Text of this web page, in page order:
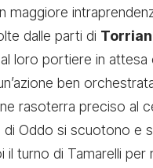
dalle parti di
loro portiere in attesa
ben
rasoterra preciso al
di Oddo si scuotono e
il turno di Tamarelli